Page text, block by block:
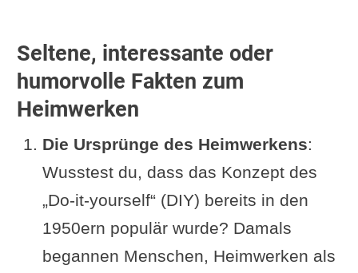
Seltene, interessante oder
humorvolle Fakten zum
Heimwerken
Die Ursprünge des Heimwerkens:
Wusstest du, dass das Konzept des
„Do-it-yourself“ (DIY) bereits in den
1950ern populär wurde? Damals
begannen Menschen, Heimwerken als